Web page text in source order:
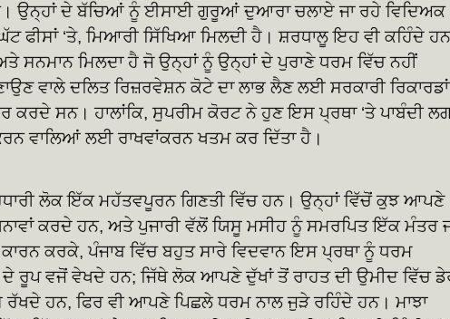
ਉਨ੍ਹਾਂ ਦੇ ਬੱਚਿਆਂ ਨੂੰ ਈਸਾਈ ਗੁਰੂਆਂ ਦੁਆਰਾ ਚਲਾਏ ਜਾ ਰਹੇ ਵਿਦਿਅਕ
ਫੀਸਾਂ ‘ਤੇ, ਮਿਆਰੀ ਸਿੱਖਿਆ ਮਿਲਦੀ ਹੈ। ਸ਼ਰਧਾਲੂ ਇਹ ਵੀ ਕਹਿੰਦੇ ਹਨ
ਸਨਮਾਨ ਮਿਲਦਾ ਹੈ ਜੋ ਉਨ੍ਹਾਂ ਨੂੰ ਉਨ੍ਹਾਂ ਦੇ ਪੁਰਾਣੇ ਧਰਮ ਵਿੱਚ ਨਹੀਂ
ਵਾਲੇ ਦਲਿਤ ਰਿਜ਼ਰਵੇਸ਼ਨ ਕੋਟੇ ਦਾ ਲਾਭ ਲੈਣ ਲਈ ਸਰਕਾਰੀ ਰਿਕਾਰਡਾਂ
ਕਰਦੇ ਸਨ। ਹਾਲਾਂਕਿ, ਸੁਪਰੀਮ ਕੋਰਟ ਨੇ ਹੁਣ ਇਸ ਪ੍ਰਥਾ ‘ਤੇ ਪਾਬੰਦੀ
ਵਾਲਿਆਂ ਲਈ ਰਾਖਵਾਂਕਰਨ ਖਤਮ ਕਰ ਦਿੱਤਾ ਹੈ।
ਲੋਕ ਇੱਕ ਮਹੱਤਵਪੂਰਨ ਗਿਣਤੀ ਵਿੱਚ ਹਨ। ਉਨ੍ਹਾਂ ਵਿੱਚੋਂ ਕੁਝ ਆਪਣੇ
ਕਰਦੇ ਹਨ, ਅਤੇ ਪੁਜਾਰੀ ਵੱਲੋਂ ਯਿਸੂ ਮਸੀਹ ਨੂੰ ਸਮਰਪਿਤ ਇੱਕ ਮੰਤਰ
ਕਰਕੇ, ਪੰਜਾਬ ਵਿੱਚ ਬਹੁਤ ਸਾਰੇ ਵਿਦਵਾਨ ਇਸ ਪ੍ਰਥਾ ਨੂੰ ਧਰਮ
ਦੇ ਰੂਪ ਵਜੋਂ ਵੇਖਦੇ ਹਨ; ਜਿੱਥੇ ਲੋਕ ਆਪਣੇ ਦੁੱਖਾਂ ਤੋਂ ਰਾਹਤ ਦੀ ਉਮੀਦ ਵਿੱਚ
ਰੱਖਦੇ ਹਨ, ਫਿਰ ਵੀ ਆਪਣੇ ਪਿਛਲੇ ਧਰਮ ਨਾਲ ਜੁੜੇ ਰਹਿੰਦੇ ਹਨ। ਮਾਝਾ